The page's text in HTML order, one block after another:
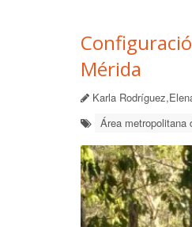
Mérida
Karla
Área metropolitana